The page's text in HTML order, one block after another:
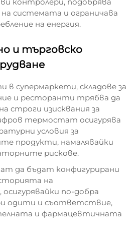
системата и ограничава
на енергия.
и търговско
в супермаркети, складове за
и ресторанти трябва да
строги изисквания за
термостат осигурява
условия за
продукти, намалявайки
рискове.
да бъдат конфигурирани
на
по-добра
одити и съответствие,
и фармацевтичната